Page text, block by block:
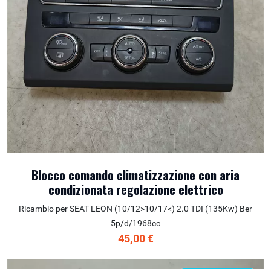
Blocco comando climatizzazione con aria
condizionata regolazione elettrico
Ricambio per SEAT LEON (10/12>10/17<) 2.0 TDI (135Kw) Ber
5p/d/1968cc
45,00 €